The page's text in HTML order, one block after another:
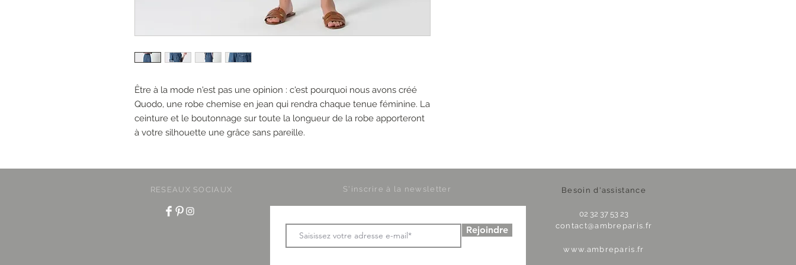
Être à la mode n'est pas une opinion : c'est pourquoi nous avons créé
Quodo, une robe chemise en jean qui rendra chaque tenue féminine. La
ceinture et le boutonnage sur toute la longueur de la robe apporteront
à votre silhouette une grâce sans pareille.
RESEAUX SOCIAUX S'inscrire à la newsletter
Rejoindre
Besoin d'assistance
02 32 37 53 23
contact@ambreparis.fr
www.ambreparis.fr